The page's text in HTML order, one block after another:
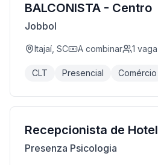
BALCONISTA - Centro
Jobbol
Itajaí, SC A combinar 1 vaga
CLT Presencial Comércio
Recepcionista de Hotel
Presenza Psicologia